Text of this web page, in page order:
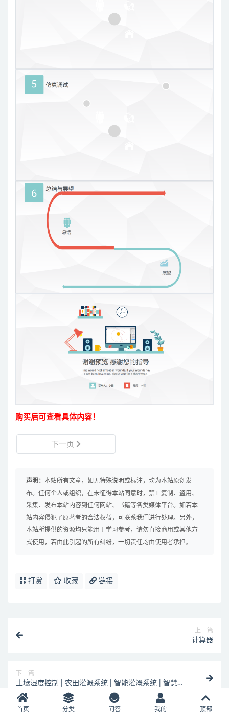
购买后可查看具体内容！
下一页
声明： 本站所有文章，如无特殊说明或标注，均为本站原创发
布。任何个人或组织，在未征得本站同意时，禁止复制、盗用、
采集、发布本站内容到任何网站、书籍等各类媒体平台。如若本
站内容侵犯了原著者的合法权益，可联系我们进行处理。另外，
本站所提供的资源均只能用于学习参考，请勿直接商用或其他方
式使用，若由此引起的所有纠纷，一切责任均由使用者承担。
打赏 收藏 链接
上一篇
计算器
下一篇
土壤湿度控制 | 农田灌溉系统 | 智能灌溉系统 | 智慧农
业灌溉
首页 分类 问答 我的 顶部